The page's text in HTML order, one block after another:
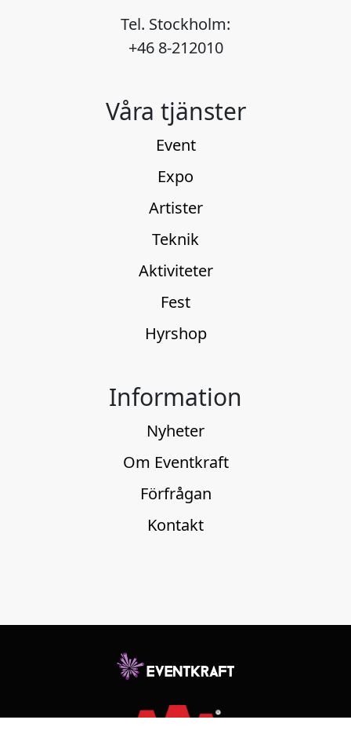
Tel. Stockholm:
+46 8-212010
Våra tjänster
Event
Expo
Artister
Teknik
Aktiviteter
Fest
Hyrshop
Information
Nyheter
Om Eventkraft
Förfrågan
Kontakt